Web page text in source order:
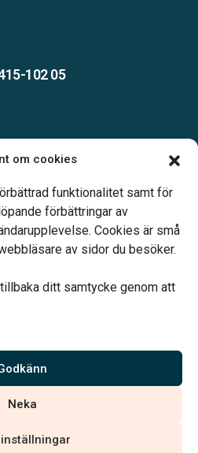
om cookies
funktionalitet samt för
förbättringar av
Cookies är små
av sidor du besöker.
ditt samtycke genom att
Neka
102 05
dig med familjejuridiken –
Begravningsbyråers Förbund och
kvalitet, miljö och arbetsmiljö.